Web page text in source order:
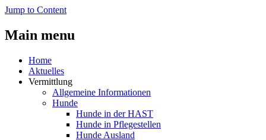
Jump to Content
Main menu
Home
Aktuelles
Vermittlung
Allgemeine Informationen
Hunde
Hunde in der HAST
Hunde in Pflegestellen
Hunde Ausland